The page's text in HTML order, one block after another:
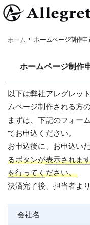
ホーム ホームページ制
ホームページ制作
カンタン更新！格安ホームページ
格安ホームページ制作（レスポン
以下は弊社アレグレッ
ムページ制作される方
まずは、下記のフォー
てお申込ください。
お申込後に、お申込い
るボタンが表示されま
を行ってください。
決済完了後、担当者よ
会社名
ホーム ホームページ制作